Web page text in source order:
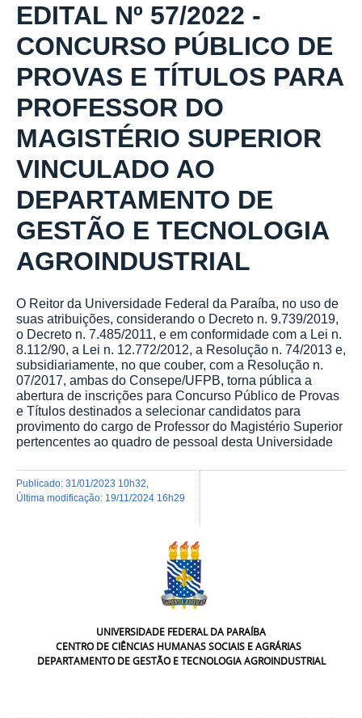
EDITAL Nº 57/2022 -
CONCURSO PÚBLICO DE
PROVAS E TÍTULOS PARA
PROFESSOR DO
MAGISTÉRIO SUPERIOR
VINCULADO AO
DEPARTAMENTO DE
GESTÃO E TECNOLOGIA
AGROINDUSTRIAL
O Reitor da Universidade Federal da Paraíba, no uso de
suas atribuições, considerando o Decreto n. 9.739/2019,
o Decreto n. 7.485/2011, e em conformidade com a Lei n.
8.112/90, a Lei n. 12.772/2012, a Resolução n. 74/2013 e,
subsidiariamente, no que couber, com a Resolução n.
07/2017, ambas do Consepe/UFPB, torna pública a
abertura de inscrições para Concurso Público de Provas
e Títulos destinados a selecionar candidatos para
provimento do cargo de Professor do Magistério Superior
pertencentes ao quadro de pessoal desta Universidade
publicado: 31/01/2023 10h32
última modificação: 19/11/2024 16h29
UNIVERSIDADE FEDERAL DA PARAÍBA
CENTRO DE CIÊNCIAS HUMANAS SOCIAIS E AGRÁRIAS
DEPARTAMENTO DE GESTÃO E TECNOLOGIA AGROINDUSTRIAL